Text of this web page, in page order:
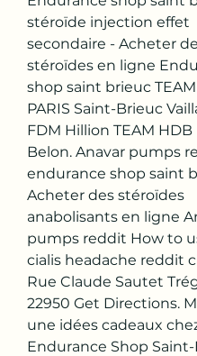
stéroïde injection effet
secondaire - Acheter
stéroïdes en ligne
shop saint brieuc
PARIS Saint-Brieuc
FDM Hillion TEAM
Belon. Anavar pumps
endurance shop saint
Acheter des stéroïdes
anabolisants en ligne
pumps reddit How to
cialis headache reddit
Rue Claude Sautet
22950 Get Directions.
une idées cadeaux
Endurance Shop